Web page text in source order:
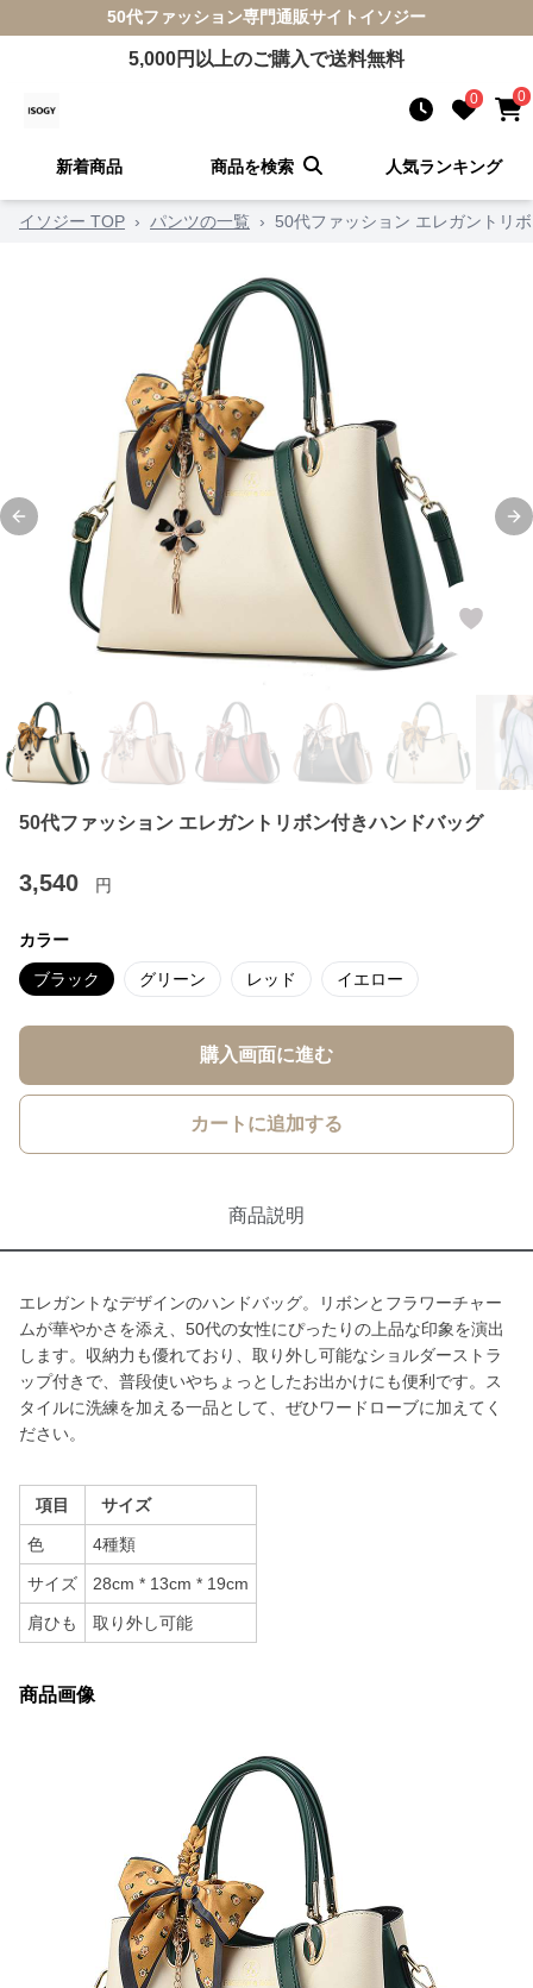
50代ファッション専門通販サイト イソジー
5,000円以上のご購入で送料無料
0 0
新着商品 商品を検索 人気ランキング
イソジー TOP › パンツの一覧 › 50代ファッション エレガントリ
Previous slide
50代ファッション エレガントリボン付きハンドバッグ
3,540 円
カラー
ブラック グリーン レッド イエロー
購入画面に進む
カートに追加する
商品説明
エレガントなデザインのハンドバッグ。リボンとフラワーチャー
ムが華やかさを添え、50代の女性にぴったりの上品な印象を演出
します。収納力も優れており、取り外し可能なショルダーストラ
ップ付きで、普段使いやちょっとしたお出かけにも便利です。ス
タイルに洗練を加える一品として、ぜひワードローブに加えてく
ださい。
項目 サイズ
色 4種類
サイズ 28cm * 13cm * 19cm
肩ひも 取り外し可能
商品画像